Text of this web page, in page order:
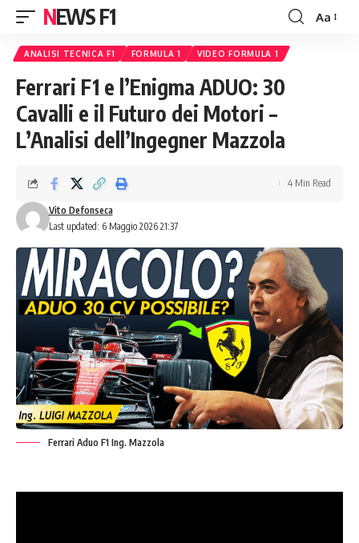
NEWS F1
Font
Aa
ANALISI TECNICA F1 FORMULA 1 VIDEO FORMULA 1
Ferrari F1 e l’Enigma ADUO: 30
Cavalli e il Futuro dei Motori –
L’Analisi dell’Ingegner Mazzola
Last updated: 6 Maggio 2026 21:37
Vito Defonseca
4 Min Read
Ferrari Aduo F1 Ing. Mazzola